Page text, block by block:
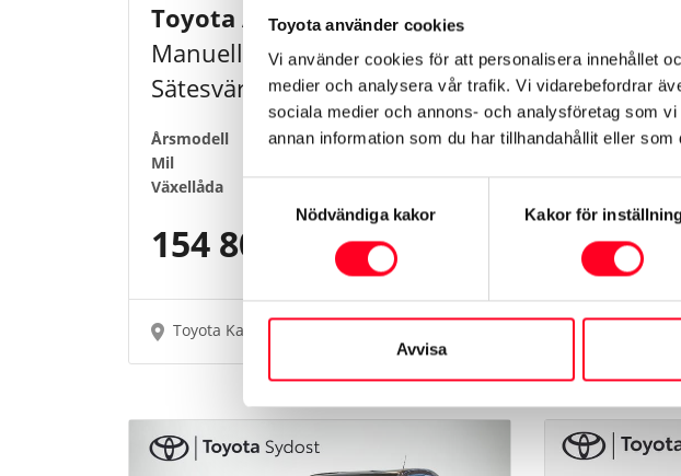
Toyota använder cookies
Vi använder cookies för att personalisera innehållet
medier och analysera vår trafik. Vi vidarebefordrar
sociala medier och annons- och analysföretag som
annan information som du har tillhandahållit eller
Nödvändiga kakor
Kakor för
Avvisa
Toyota Aygo X 1.0 Play
Manuell, Apple Carplay,
Sätesvärme, Backkamera
Årsmodell
2023
Mil
Växellåda
154 800 kr
Toyota Karlshamn
Årsmodell
239